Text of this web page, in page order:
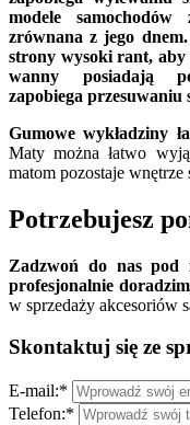
modele
zrównana z jego
strony wysoki rant, aby
wanny posiadają
zapobiega przesuwaniu
Gumowe wykładziny
Maty można łatwo
matom pozostaje wnętrze
Potrzebujesz
Zadzwoń do nas
profesjonalnie
w sprzedaży akcesoriów
Skontaktuj się ze
E-mail:*
Telefon:*